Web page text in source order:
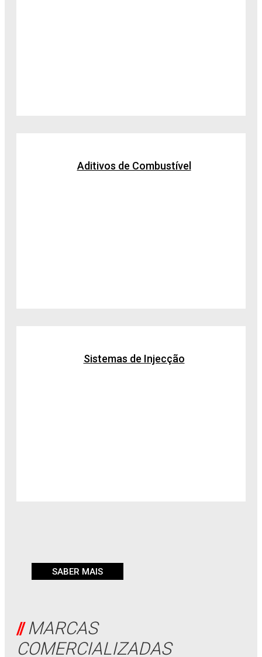
Aditivos de Combustível
Sistemas de Injecção
SABER MAIS
MARCAS
COMERCIALIZADAS